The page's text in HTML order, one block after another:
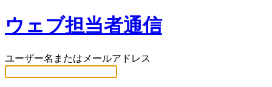
ウェブ担当者通信
ユーザー名またはメールアドレス